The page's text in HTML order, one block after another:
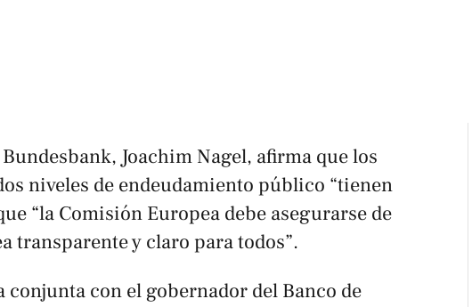
Joachim Nagel, afirma que los
niveles de endeudamiento público “tienen
“la Comisión Europea debe asegurarse de
transparente y claro para todos”.
conjunta con el gobernador del Banco de